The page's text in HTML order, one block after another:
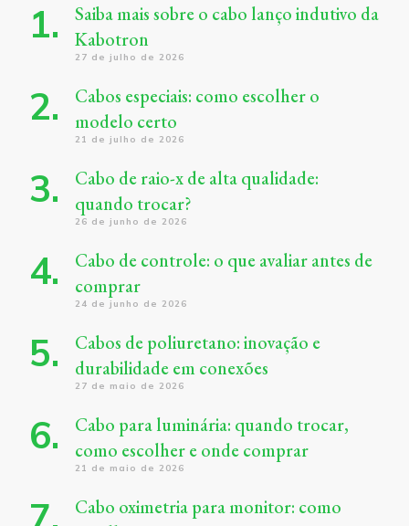
Saiba mais sobre o cabo lanço indutivo da
Kabotron
27 de julho de 2026
Cabos especiais: como escolher o
modelo certo
21 de julho de 2026
Cabo de raio-x de alta qualidade:
quando trocar?
26 de junho de 2026
Cabo de controle: o que avaliar antes de
comprar
24 de junho de 2026
Cabos de poliuretano: inovação e
durabilidade em conexões
27 de maio de 2026
Cabo para luminária: quando trocar,
como escolher e onde comprar
21 de maio de 2026
Cabo oximetria para monitor: como